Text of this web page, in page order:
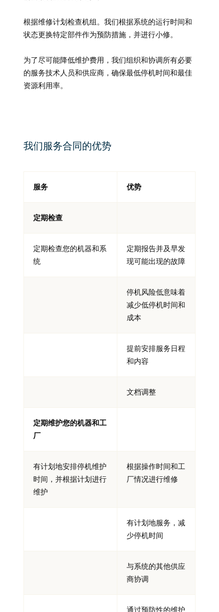
根据维修计划检查机组。我们根据系统的运行时间和
状态更换特定部件作为预防措施，并进行小修。
为了尽可能降低维护费用，我们组织和协调所有必要
的服务技术人员和供应商，确保最低停机时间和最佳
资源利用率。
我们服务合同的优势
服务 优势
定期检查
定期检查您的机器和系
统
定期报告并及早发
现可能出现的故障
停机风险低意味着
减少低停机时间和
成本
提前安排服务日程
和内容
文档调整
定期维护您的机器和工
厂
有计划地安排停机维护
时间，并根据计划进行
维护
根据操作时间和工
厂情况进行维修
有计划地服务，减
少停机时间
与系统的其他供应
商协调
通过预防性的维护